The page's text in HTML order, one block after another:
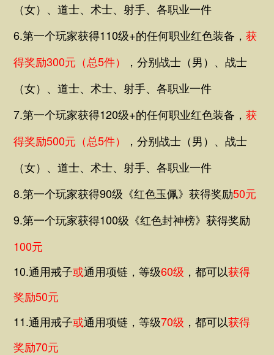
（女）、道士、术士、射手、 各职业一件
6.第一个玩家获得110级+的任何职业红色装备， 获
得奖励300元（总5件）
，分别战士（男）、战士
（女）、道士、术士、射手、 各职业一件
7.第一个玩家获得120级+的任何职业红色装备， 获
得奖励500元（总5件）
，分别战士（男）、战士
（女）、道士、术士、射手、 各职业一件
8.第一个玩家获得90级《红色玉佩》获得奖励50元
9.第一个玩家获得100级《红色封神榜》获得奖励
100元
10.通用戒子或通用项链，等级60级 ，都可以获得
奖励50元
11.通用戒子或通用项链 ，等级70级 ， 都可以获得
奖励70元